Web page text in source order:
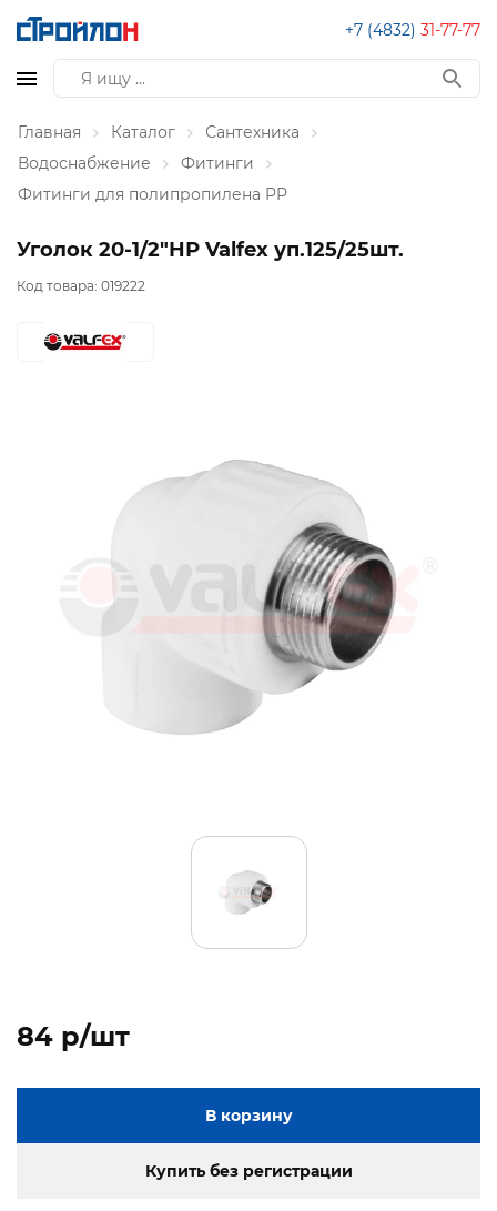
+7 (4832) 31-77-77
Главная Каталог
Сантехника
Водоснабжение
Фитинги
Фитинги для полипропилена PP
Уголок 20-1/2"НР Valfex уп.125/25шт.
Код товара: 019222
84 p/шт
В корзину
Купить без регистрации